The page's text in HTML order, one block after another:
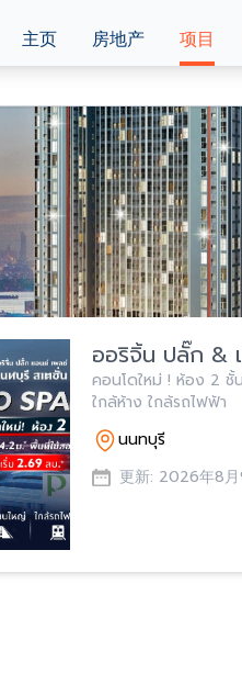
主页 房地产 项目
ออริจิ้น ปลั๊ก &
คอนโดใหม่ ! ห้อง 2
ใกล้ห้าง ใกล้รถไฟฟ้า
นนทบุรี
更新: 2026年8